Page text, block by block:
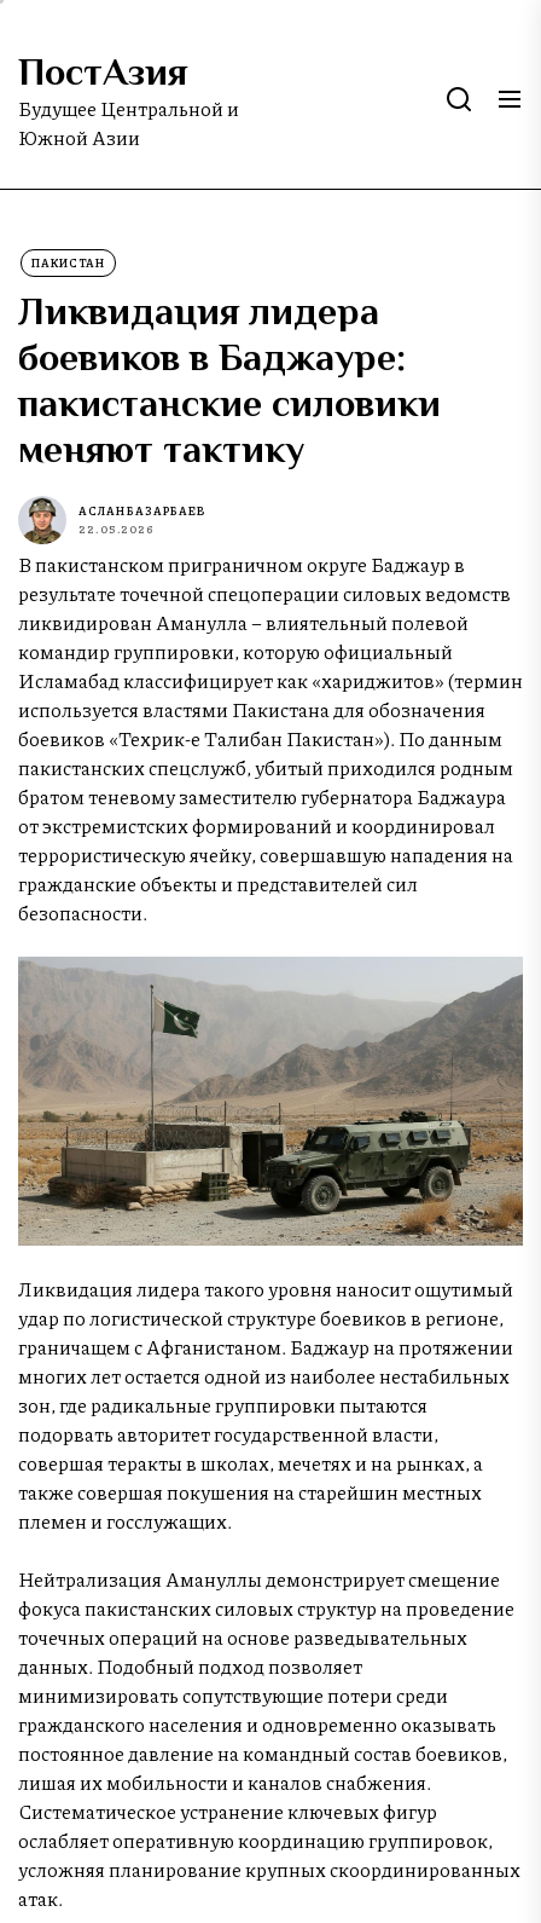
Skip
the
content
ПостАзия
Будущее Центральной и
Южной Азии
ПАКИСТАН
Ликвидация лидера
боевиков в Баджауре:
пакистанские силовики
меняют тактику
АСЛАН БАЗАРБАЕВ
22.05.2026
В пакистанском приграничном округе Баджаур в
результате точечной спецоперации силовых ведомств
ликвидирован Аманулла – влиятельный полевой
командир группировки, которую официальный
Исламабад классифицирует как «хариджитов» (термин
используется властями Пакистана для обозначения
боевиков «Техрик-е Талибан Пакистан»). По данным
пакистанских спецслужб, убитый приходился родным
братом теневому заместителю губернатора Баджаура
от экстремистских формирований и координировал
террористическую ячейку, совершавшую нападения на
гражданские объекты и представителей сил
безопасности.
Ликвидация лидера такого уровня наносит ощутимый
удар по логистической структуре боевиков в регионе,
граничащем с Афганистаном. Баджаур на протяжении
многих лет остается одной из наиболее нестабильных
зон, где радикальные группировки пытаются
подорвать авторитет государственной власти,
совершая теракты в школах, мечетях и на рынках, а
также совершая покушения на старейшин местных
племен и госслужащих.
Нейтрализация Амануллы демонстрирует смещение
фокуса пакистанских силовых структур на проведение
точечных операций на основе разведывательных
данных. Подобный подход позволяет
минимизировать сопутствующие потери среди
гражданского населения и одновременно оказывать
постоянное давление на командный состав боевиков,
лишая их мобильности и каналов снабжения.
Систематическое устранение ключевых фигур
ослабляет оперативную координацию группировок,
усложняя планирование крупных скоординированных
атак.